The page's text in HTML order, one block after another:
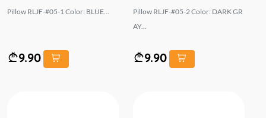
Pillow RLJF-#05-1 Color: BLUE...
9.90
Pillow RLJF-#05-2 Color: DARK GR
AY...
9.90